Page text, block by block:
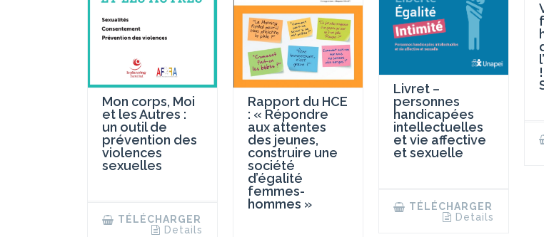
Mon corps, Moi
et les Autres :
un outil de
prévention des
violences
sexuelles
TÉLÉCHARGER
Details
Rapport du HCE
: « Répondre
aux attentes
des jeunes,
construire une
société
d’égalité
femmes-
hommes »
Livret –
personnes
handicapées
intellectuelles
et vie affective
et sexuelle
TÉLÉCHARGER
Details